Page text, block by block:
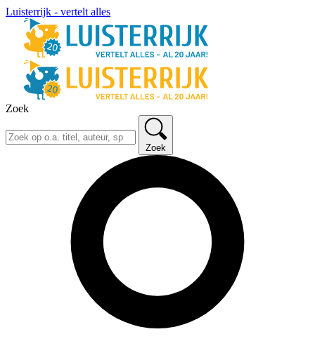
Luisterrijk - vertelt alles
Zoek
Zoek